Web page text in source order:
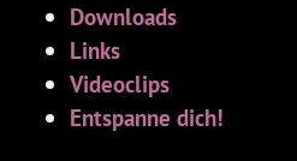
Downloads
Links
Videoclips
Entspanne dich!